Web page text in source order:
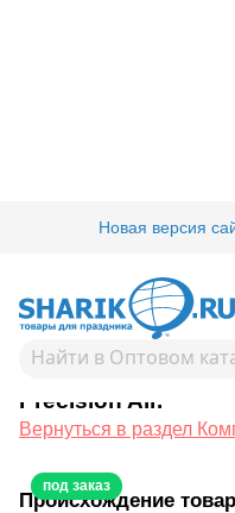
Новая версия
Товары для
Компрессор воздушный
1305-0003
Precision Air.
Вернуться в раздел
под заказ
Происхождение